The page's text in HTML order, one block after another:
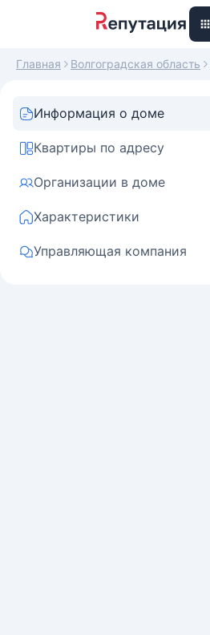
Главная Волгоградская область
Информация о доме
Квартиры по адресу
Организации в доме
Характеристики
Управляющая компания